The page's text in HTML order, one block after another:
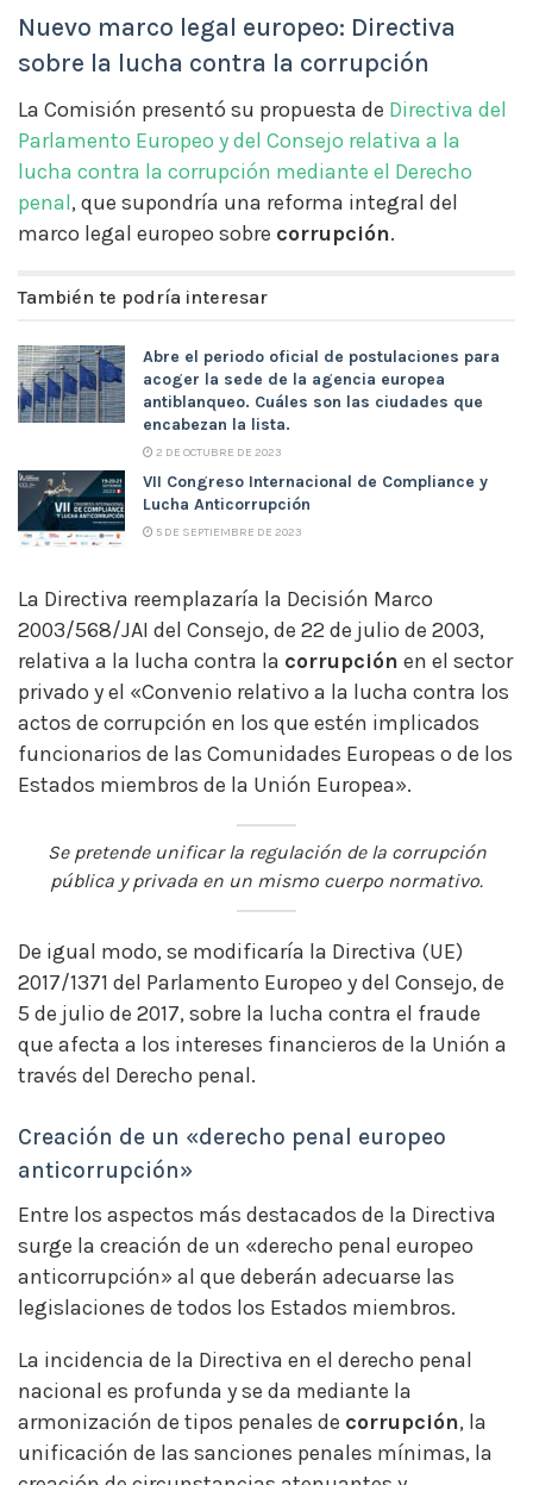
Nuevo marco legal europeo: Directiva
sobre la lucha contra la corrupción
La Comisión presentó su propuesta de Directiva del
Parlamento Europeo y del Consejo relativa a la
lucha contra la corrupción mediante el Derecho
penal, que supondría una reforma integral del
marco legal europeo sobre corrupción.
También te podría interesar
Abre el periodo oficial de postulaciones para
acoger la sede de la agencia europea
antiblanqueo. Cuáles son las ciudades que
encabezan la lista.
2 DE OCTUBRE DE 2023
VII Congreso Internacional de Compliance y
Lucha Anticorrupción
5 DE SEPTIEMBRE DE 2023
La Directiva reemplazaría la Decisión Marco
2003/568/JAI del Consejo, de 22 de julio de 2003,
relativa a la lucha contra la corrupción en el sector
privado y el «Convenio relativo a la lucha contra los
actos de corrupción en los que estén implicados
funcionarios de las Comunidades Europeas o de los
Estados miembros de la Unión Europea».
Se pretende unificar la regulación de la corrupción
pública y privada en un mismo cuerpo normativo.
De igual modo, se modificaría la Directiva (UE)
2017/1371 del Parlamento Europeo y del Consejo, de
5 de julio de 2017, sobre la lucha contra el fraude
que afecta a los intereses financieros de la Unión a
través del Derecho penal.
Creación de un «derecho penal europeo
anticorrupción»
Entre los aspectos más destacados de la Directiva
surge la creación de un «derecho penal europeo
anticorrupción» al que deberán adecuarse las
legislaciones de todos los Estados miembros.
La incidencia de la Directiva en el derecho penal
nacional es profunda y se da mediante la
armonización de tipos penales de corrupción, la
unificación de las sanciones penales mínimas, la